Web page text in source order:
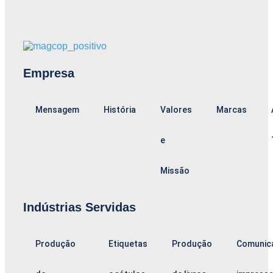
Empresa
Mensagem História Valores
e
Missão
Marcas
Indústrias Servidas
Produção Etiquetas Produção